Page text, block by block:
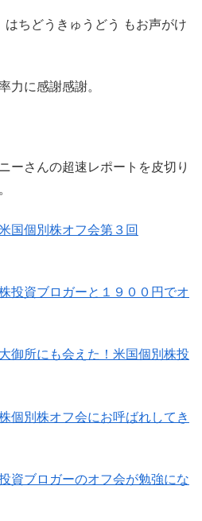
ちどうきゅうどう もお声がけ
力に感謝感謝。
ーさんの超速レポートを皮切り
国個別株オフ会第３回
投資ブロガーと１９００円でオ
大御所にも会えた！米国個別株投
個別株オフ会にお呼ばれしてき
資ブロガーのオフ会が勉強にな